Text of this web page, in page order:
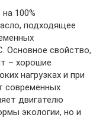
на 100%
подходящее
Основное свойство,
– хорошие
нагрузках и при
современных
двигателю
экологии, но и